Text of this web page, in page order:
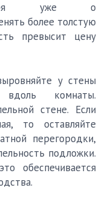
уже о
более толстую
превысит цену
у стены
комнаты.
стене. Если
то оставляйте
перегородки,
подложки.
обеспечивается